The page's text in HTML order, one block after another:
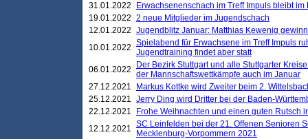
31.01.2022
Erwachsenenschach im Treff Impuls bleibt
19.01.2022 2 neue Mitglieder im Jugendschach
12.01.2022 Jugendblitz Januar: Matthias Kewenig
10.01.2022 Spielabend für Erwachsene im Treff Impuls
Jugendtraining findet aber statt
06.01.2022
Der Bezirk Stuttgart und alle Stuttgarter
der Mannschaftswettkämpfe auch im Januar
27.12.2021
Markus Kottke wird Zweiter beim 2.
25.12.2021 Jerry Ding wird Dritter bei der Baden-
22.12.2021
Frohe Weihnachten und einen guten Rutsch
12.12.2021 SC Leinfelden bei der 21. Offenen Senioren
Mecklenburg-Vorpommern 2021